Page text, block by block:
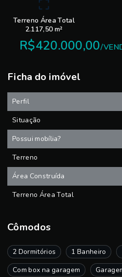
Terreno Área Total
2.117,50 m²
R$420.000,00/
Cômodos
2 Dormitórios 1 Banheiro
Com box na garagem
Ficha do imóvel
Perfil
Situação
Possui mobília?
Terreno
Área Construída
Terreno Área Total